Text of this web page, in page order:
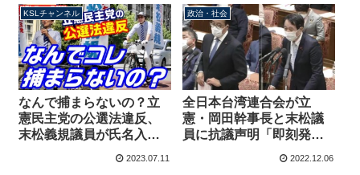
KSLチャンネル
なんで捕まらないの？立
憲民主党の公選法違反、
末松義規議員が氏名入り
2023.07.11
政治・社会
全日本台湾連合会が立
憲・岡田幹事長と末松議
員に抗議声明「即刻発言
せよ」国会で台湾独立を
2022.12.06